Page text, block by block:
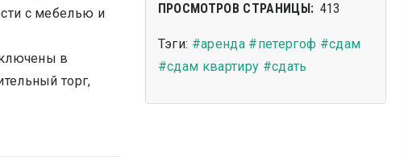
с мебелью и
в
торг,
ПРОСМОТРОВ СТРАНИЦЫ: 413
Тэги: #аренда #петергоф #сдам
#сдам квартиру #сдать